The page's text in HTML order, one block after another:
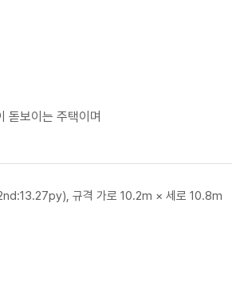
돋보이는 주택이며
규격 가로 10.2m × 세로 10.8m